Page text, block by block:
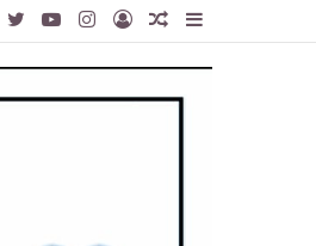
Random
Article
Log
In
Instagram
YouTube
Twitter
Facebook